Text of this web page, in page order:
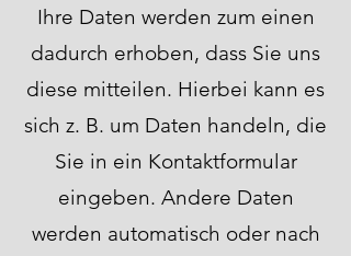
Ihre Daten werden zum einen
dadurch erhoben, dass Sie uns
diese mitteilen. Hierbei kann es
sich z. B. um Daten handeln, die
Sie in ein Kontaktformular
eingeben. Andere Daten
werden automatisch oder nach